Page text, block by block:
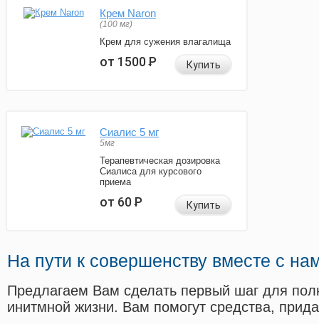
Крем Naron
(100 мг)
Крем для сужения влагалища
от 1500Р Купить
Сиалис 5 мг
5мг
Терапевтическая дозировка
Сиалиса для курсового
приема
от 60Р Купить
На пути к совершенству вместе с
Предлагаем Вам сделать первый шаг для
инитмной жизни. Вам помогут средства,